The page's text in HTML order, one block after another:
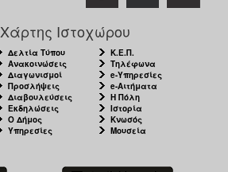
Χάρτης Ιστοχώρου
Δελτία Τύπου
Ανακοινώσεις
Διαγωνισμοί
Προσλήψεις
Διαβουλεύσεις
Εκδηλώσεις
Ο Δήμος
Υπηρεσίες
Κ.Ε.Π.
Τηλέφωνα
e-Υπηρεσίες
e-Αιτήματα
Η Πόλη
Ιστορία
Κνωσός
Μουσεία